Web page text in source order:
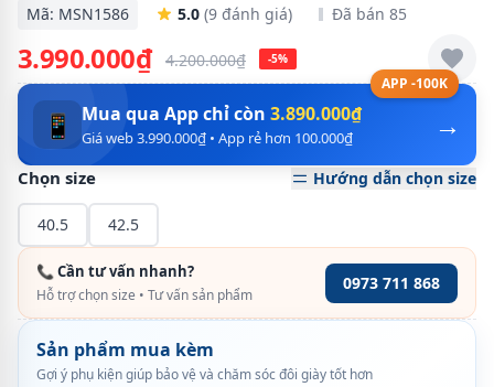
Mã: MSN1586 5.0 (9 đánh giá) Đã bán 85
3.990.000₫ 4.200.000₫ -5%
APP -100K
→
📱 Mua qua App chỉ còn 3.890.000₫
Giá web 3.990.000₫ • App rẻ hơn 100.000₫
Chọn size Hướng dẫn chọn size
40.5 42.5
📞 Cần tư vấn nhanh?
Hỗ trợ chọn size • Tư vấn sản phẩm
0973 711 868
Sản phẩm mua kèm
Gợi ý phụ kiện giúp bảo vệ và chăm sóc đôi giày tốt hơn